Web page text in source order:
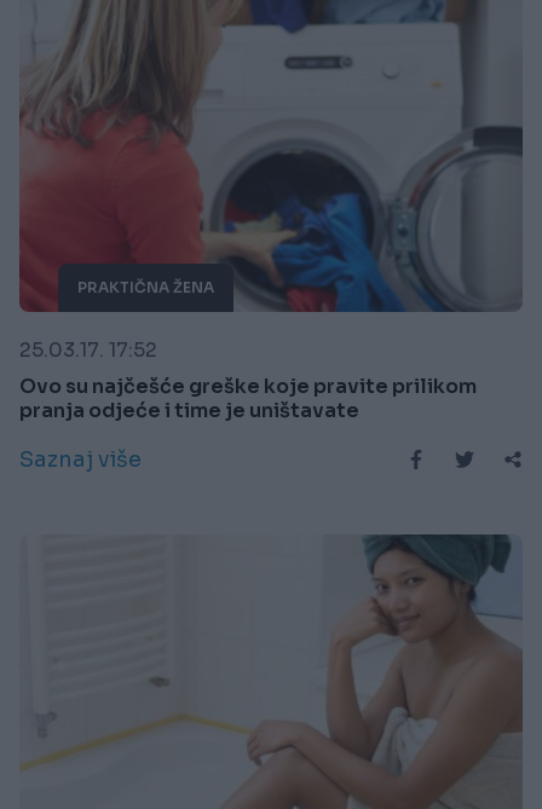
PRAKTIČNA ŽENA
25.03.17. 17:52
Ovo su najčešće greške koje pravite prilikom
pranja odjeće i time je uništavate
Saznaj više